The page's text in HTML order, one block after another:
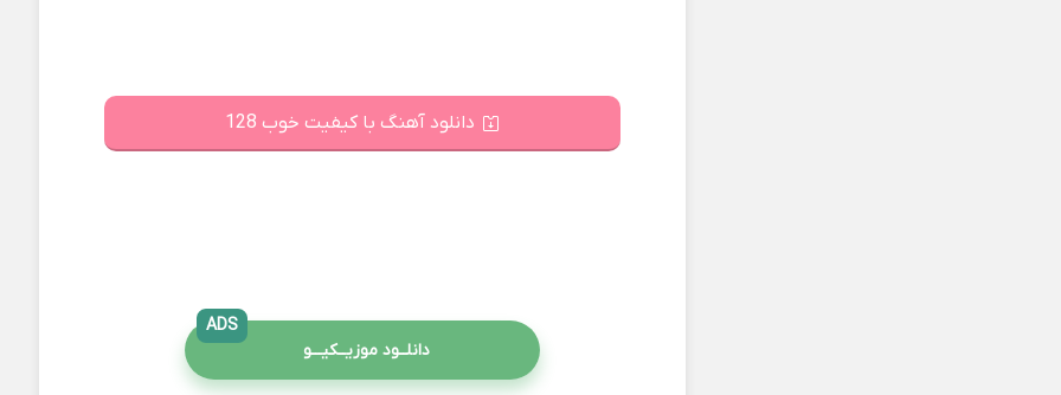
دانلود آهنگ با کیفیت خوب 128
دانلــود موزیــکیـــو
ADS